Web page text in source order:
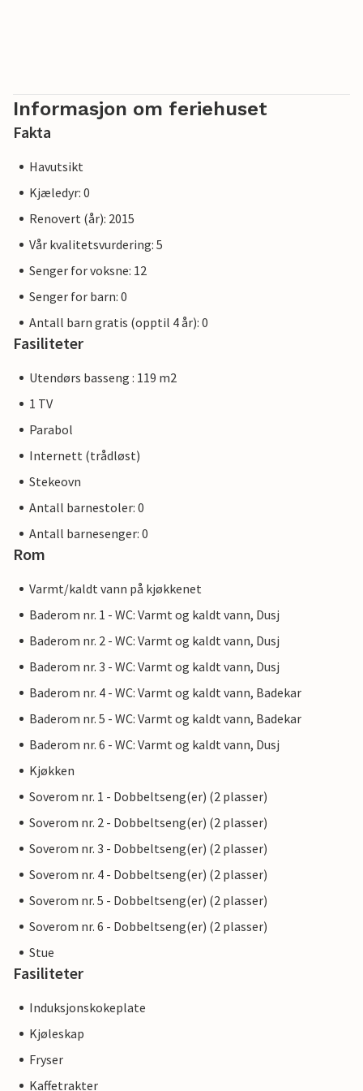
Informasjon om feriehuset
Fakta
Havutsikt
Kjæledyr: 0
Renovert (år): 2015
Vår kvalitetsvurdering: 5
Senger for voksne: 12
Senger for barn: 0
Antall barn gratis (opptil 4 år): 0
Fasiliteter
Utendørs basseng : 119 m2
1 TV
Parabol
Internett (trådløst)
Stekeovn
Antall barnestoler: 0
Antall barnesenger: 0
Rom
Varmt/kaldt vann på kjøkkenet
Baderom nr. 1 - WC: Varmt og kaldt vann, Dusj
Baderom nr. 2 - WC: Varmt og kaldt vann, Dusj
Baderom nr. 3 - WC: Varmt og kaldt vann, Dusj
Baderom nr. 4 - WC: Varmt og kaldt vann, Badekar
Baderom nr. 5 - WC: Varmt og kaldt vann, Badekar
Baderom nr. 6 - WC: Varmt og kaldt vann, Dusj
Kjøkken
Soverom nr. 1 - Dobbeltseng(er) (2 plasser)
Soverom nr. 2 - Dobbeltseng(er) (2 plasser)
Soverom nr. 3 - Dobbeltseng(er) (2 plasser)
Soverom nr. 4 - Dobbeltseng(er) (2 plasser)
Soverom nr. 5 - Dobbeltseng(er) (2 plasser)
Soverom nr. 6 - Dobbeltseng(er) (2 plasser)
Stue
Fasiliteter
Induksjonskokeplate
Kjøleskap
Fryser
Kaffetrakter